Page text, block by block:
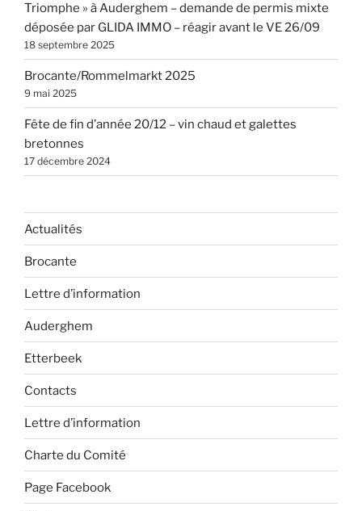
Triomphe » à Auderghem – demande de permis mixte
déposée par GLIDA IMMO – réagir avant le VE 26/09
18 septembre 2025
Brocante/Rommelmarkt 2025
9 mai 2025
Fête de fin d’année 20/12 – vin chaud et galettes
bretonnes
17 décembre 2024
Actualités
Brocante
Lettre d’information
Auderghem
Etterbeek
Contacts
Lettre d’information
Charte du Comité
Page Facebook